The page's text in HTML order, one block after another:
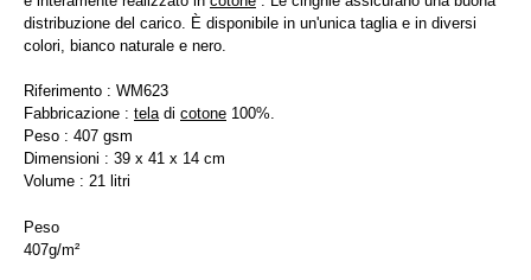
distribuzione del carico. È disponibile in un'unica taglia e in diversi
colori, bianco naturale e nero.
Riferimento : WM623
Fabbricazione : teladi cotone 100%.
Peso : 407 gsm
Dimensioni : 39 x 41 x 14 cm
Volume : 21 litri
Peso
407g/m²